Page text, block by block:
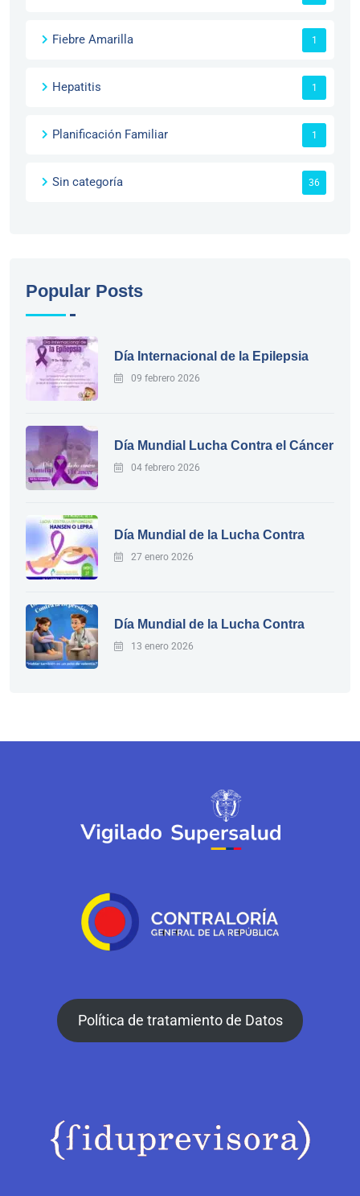
Fiebre Amarilla 1
Hepatitis 1
Planificación Familiar 1
Sin categoría 36
Popular Posts
Día Internacional de la Epilepsia
09 febrero 2026
Día Mundial Lucha Contra el Cáncer
04 febrero 2026
Día Mundial de la Lucha Contra
27 enero 2026
Día Mundial de la Lucha Contra
13 enero 2026
Política de tratamiento de Datos